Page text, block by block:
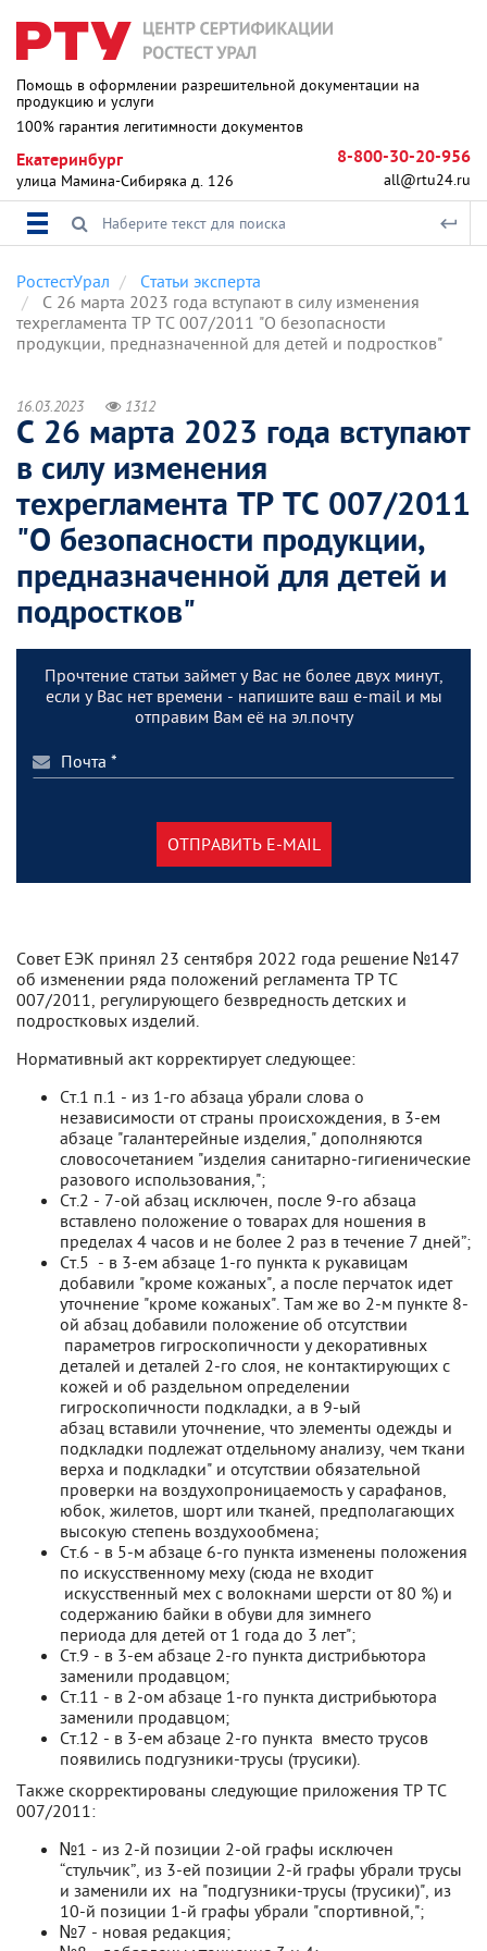
Помощь в оформлении разрешительной документации на
продукцию и услуги
100% гарантия легитимности документов
Екатеринбург
улица Мамина-Сибиряка д. 126
8-800-30-20-956
all@rtu24.ru
РостестУрал
Статьи эксперта
С 26 марта 2023 года вступают в силу изменения
техрегламента ТР ТС 007/2011 "О безопасности
продукции, предназначенной для детей и подростков"
16.03.2023 1312
С 26 марта 2023 года вступают
в силу изменения
техрегламента ТР ТС 007/2011
"О безопасности продукции,
предназначенной для детей и
подростков"
Прочтение статьи займет у Вас не более двух минут,
если у Вас нет времени - напишите ваш e-mail и мы
отправим Вам её на эл.почту
ОТПРАВИТЬ E-MAIL
Совет ЕЭК принял 23 сентября 2022 года решение №147
об изменении ряда положений регламента ТР ТС
007/2011, регулирующего безвредность детских и
подростковых изделий.
Нормативный акт корректирует следующее:
Ст.1 п.1 - из 1-го абзаца убрали слова о
независимости от страны происхождения, в 3-ем
абзаце "галантерейные изделия," дополняются
словосочетанием "изделия санитарно-гигиенические
разового использования,";
Ст.2 - 7-ой абзац исключен, после 9-го абзаца
вставлено положение о товарах для ношения в
пределах 4 часов и не более 2 раз в течение 7 дней”;
Ст.5 - в 3-ем абзаце 1-го пункта к рукавицам
добавили "кроме кожаных", а после перчаток идет
уточнение "кроме кожаных". Там же во 2-м пункте 8-
ой абзац добавили положение об отсутствии
параметров гигроскопичности у декоративных
деталей и деталей 2-го слоя, не контактирующих с
кожей и об раздельном определении
гигроскопичности подкладки, а в 9-ый
абзац вставили уточнение, что элементы одежды и
подкладки подлежат отдельному анализу, чем ткани
верха и подкладки" и отсутствии обязательной
проверки на воздухопроницаемость у сарафанов,
юбок, жилетов, шорт или тканей, предполагающих
высокую степень воздухообмена;
Ст.6 - в 5-м абзаце 6-го пункта изменены положения
по искусственному меху (сюда не входит
искусственный мех с волокнами шерсти от 80 %) и
содержанию байки в обуви для зимнего
периода для детей от 1 года до 3 лет";
Ст.9 - в 3-ем абзаце 2-го пункта дистрибьютора
заменили продавцом;
Ст.11 - в 2-ом абзаце 1-го пункта дистрибьютора
заменили продавцом;
Ст.12 - в 3-ем абзаце 2-го пункта вместо трусов
появились подгузники-трусы (трусики).
Также скорректированы следующие приложения ТР ТС
007/2011:
№1 - из 2-й позиции 2-ой графы исключен
“стульчик”, из 3-ей позиции 2-й графы убрали трусы
и заменили их на "подгузники-трусы (трусики)", из
10-й позиции 1-й графы убрали "спортивной,";
№7 - новая редакция;